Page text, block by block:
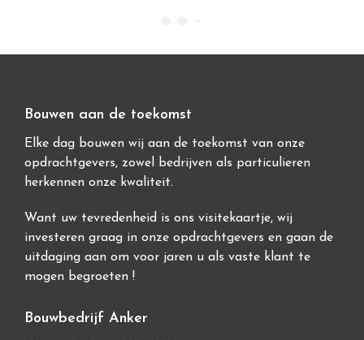
Bouwen aan de toekomst
Elke dag bouwen wij aan de toekomst van onze
opdrachtgevers, zowel bedrijven als particulieren
herkennen onze kwaliteit.
Want uw tevredenheid is ons visitekaartje, wij
investeren graag in onze opdrachtgevers en gaan de
uitdaging aan om voor jaren u als vaste klant te
mogen begroeten !
Bouwbedrijf Anker